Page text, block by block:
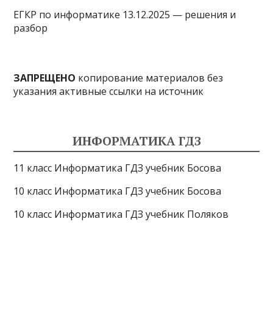
ЕГКР по информатике 13.12.2025 — решения и
разбор
ЗАПРЕЩЕНО копирование материалов без
указания активные ссылки на источник
ИНФОРМАТИКА ГДЗ
11 класс Информатика ГДЗ учебник Босова
10 класс Информатика ГДЗ учебник Босова
10 класс Информатика ГДЗ учебник Поляков